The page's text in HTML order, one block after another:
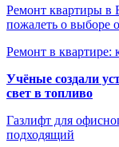
Ремонт квартиры в
пожалеть о выборе
Ремонт в квартире:
Учёные создали
свет в топливо
Газлифт для
подходящий